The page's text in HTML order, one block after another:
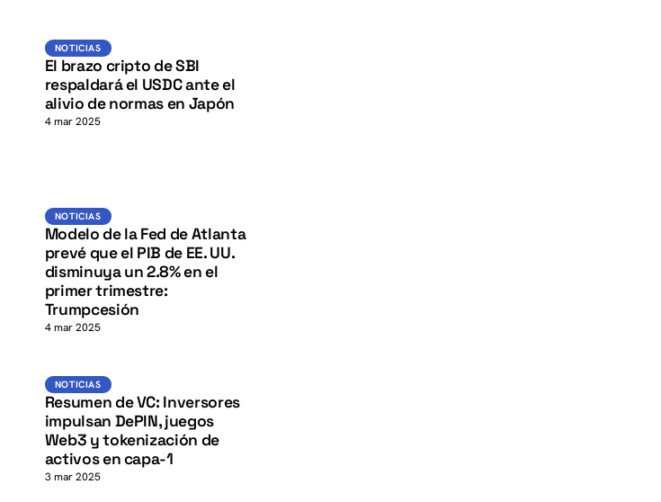
Noticias
NOTICIAS
El brazo cripto de SBI
respaldará el USDC ante el
alivio de normas en Japón
4 mar 2025
Noticias
K
NOTICIAS
Modelo de la Fed de Atlanta
prevé que el PIB de EE. UU.
disminuya un 2.8% en el
primer trimestre:
Trumpcesión
4 mar 2025
Noticias
K
NOTICIAS
Resumen de VC: Inversores
impulsan DePIN, juegos
Web3 y tokenización de
activos en capa-1
3 mar 2025